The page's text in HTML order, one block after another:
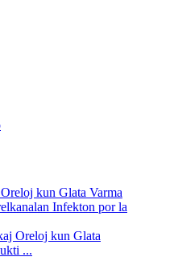
Oreloj kun Glata
...